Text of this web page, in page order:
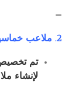
—
2. ملاعب خماسية وملاعب تدريب
تم
لإنشاء